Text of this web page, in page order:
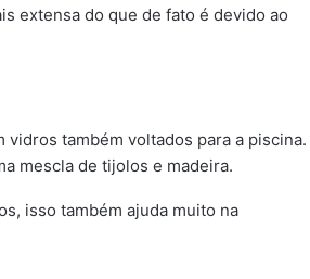
extensa do que de fato é devido ao
vidros também voltados para a piscina.
mescla de tijolos e madeira.
isso também ajuda muito na